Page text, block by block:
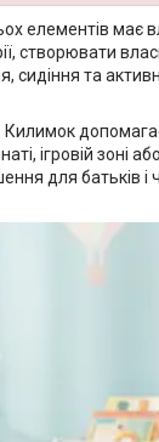
елементів має
сидіння та
ігровій зоні
для батьків і